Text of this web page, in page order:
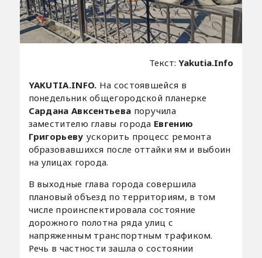
Текст:Yakutia.Info
YAKUTIA.INFO. На состоявшейся в
понедельник общегородской планерке
Сардана Авксентьева поручила
заместителю главы города Евгению
Григорьеву ускорить процесс ремонта
образовавшихся после оттайки ям и выбоин
на улицах города.
В выходные глава города совершила
плановый объезд по территориям, в том
числе проинспектировала состояние
дорожного полотна ряда улиц с
напряженным транспортным трафиком.
Речь в частности зашла о состоянии